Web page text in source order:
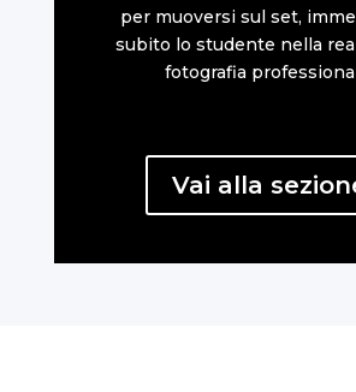
per muoversi sul set,
subito lo studente nella
fotografia
Vai alla